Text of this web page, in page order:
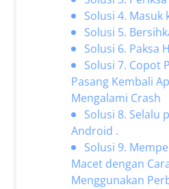
Solusi 4. Masuk
Solusi 5.
Solusi 6. Paksa
Solusi 7. Copot
Pasang Kembali
Mengalami Crash
Solusi 8. Selalu
Android .
Solusi 9.
Macet dengan
Menggunakan